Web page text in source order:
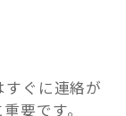
ぐに連絡が
要です。